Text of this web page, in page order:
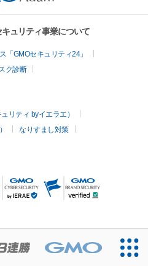
ュリティ事業について
「GMOセキュリティ24」
ク診断
リティ byイエラエ）
なりすまし対策